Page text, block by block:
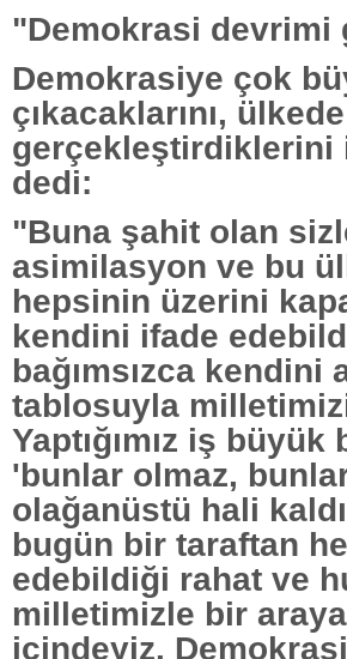
"Demokrasi
Demokrasiye çok
çıkacaklarını,
gerçekleştirdiklerini
dedi:
"Buna şahit olan
asimilasyon ve bu
hepsinin üzerini
kendini ifade
bağımsızca
tablosuyla
Yaptığımız iş
'bunlar olmaz,
olağanüstü hali
bugün bir taraftan
edebildiği rahat ve
milletimizle bir
içindeyiz.